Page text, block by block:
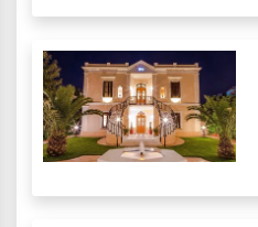
Λαγκάδια
Λακόπετρα Αχαΐας
Λακωνία
Λασίθι